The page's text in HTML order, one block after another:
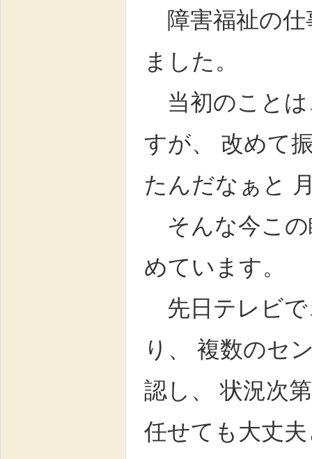
障害福祉の仕
ました。
当初のことは
すが、 改めて
たんだなぁと
そんな今この
めています。
先日テレビで
り、 複数のセ
認し、 状況次
任せても大丈